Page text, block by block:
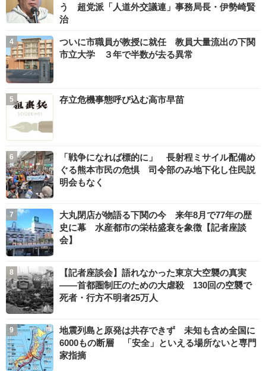
う 超党派「人道外交議連」事務局長・伊勢崎賢
治
ついに市職員が教授に就任 教員大量流出の下関
市立大学 ３年で半数が去る異常
存立危機事態呼び込む高市早苗
「戦争になれば標的に」 長射程ミサイル配備め
ぐる熊本市民の危惧 司令部のみ地下化し住民説
明会もなく
大丸閉店が物語る下関の今 来年8月で77年の歴
史に幕 水産都市の栄枯盛衰を象徴【記者座談
会】
【記者座談会】語れなかった東京大空襲の真実
――首都圏制圧のための大虐殺 130回の空襲で
死者・行方不明者25万人
地震列島と原発は共存できず 未知も含め全国に
6000もの断層 「安全」といえる場所ないと専門
家指摘